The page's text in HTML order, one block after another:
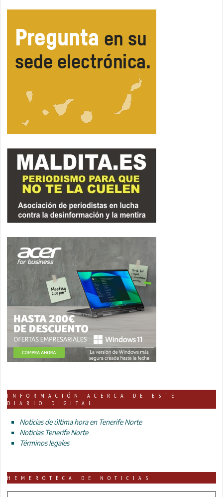
INFORMACIÓN ACERCA DE ESTE
DIARIO DIGITAL
Noticias de última hora en Tenerife Norte
Noticias Tenerife Norte
Términos legales
HEMEROTECA DE NOTICIAS